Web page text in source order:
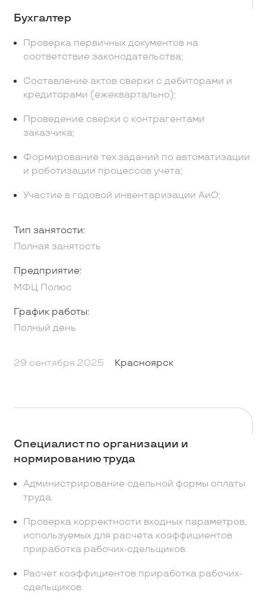
Бухгалтер
Проверка первичных документов на
соответствие законодательства;
Составление актов сверки с дебиторами и
кредиторами (ежеквартально);
Проведение сверки с контрагентами
заказчика;
Формирование тех.заданий по автоматизации
и роботизации процессов учета;
Участие в годовой инвентаризации АиО;
Тип занятости:
Полная занятость
Предприятие:
МФЦ Полюс
График работы:
Полный день
29 сентября 2025 Красноярск
Специалист по организации и
нормированию труда
Администрирование сдельной формы оплаты
труда.
Проверка корректности входных параметров,
используемых для расчета коэффициентов
приработка рабочих-сдельщиков.
Расчет коэффициентов приработка рабочих-
сдельщиков.